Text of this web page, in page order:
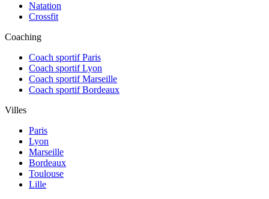
Natation
Crossfit
Coaching
Coach sportif Paris
Coach sportif Lyon
Coach sportif Marseille
Coach sportif Bordeaux
Villes
Paris
Lyon
Marseille
Bordeaux
Toulouse
Lille